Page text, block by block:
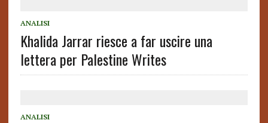
ANALISI
Khalida Jarrar riesce a far uscire una
lettera per Palestine Writes
ANALISI